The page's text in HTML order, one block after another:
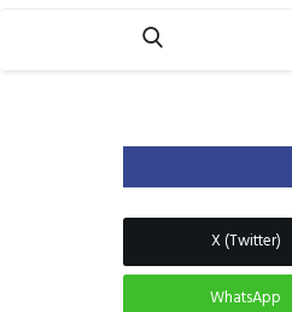
X (Twitter)
WhatsApp